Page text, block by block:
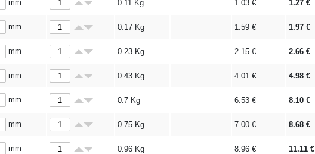
mm 0.11 Kg 1.03 € 1.27 €
mm 0.17 Kg 1.59 € 1.97 €
mm 0.23 Kg 2.15 € 2.66 €
mm 0.43 Kg 4.01 € 4.98 €
mm 0.7 Kg 6.53 € 8.10 €
mm 0.75 Kg 7.00 € 8.68 €
mm 0.96 Kg 8.96 € 11.11 €